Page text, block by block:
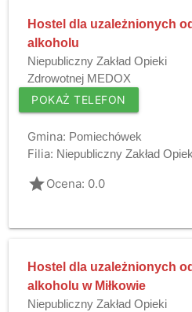
Hostel dla uzależnionych od
alkoholu
Niepubliczny Zakład Opieki
Zdrowotnej MEDOX
POKAŻ TELEFON
Gmina: Pomiechówek
Filia: Niepubliczny Zakład
gradeOcena: 0.0
Hostel dla uzależnionych od
alkoholu w Miłkowie
Niepubliczny Zakład Opieki